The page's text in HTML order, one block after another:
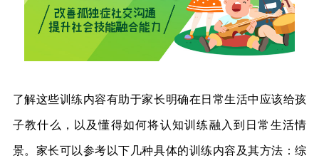
了解这些训练内容有助于家长明确在日常生活中应该给孩
子教什么，以及懂得如何将认知训练融入到日常生活情
景。家长可以参考以下几种具体的训练内容及其方法：综